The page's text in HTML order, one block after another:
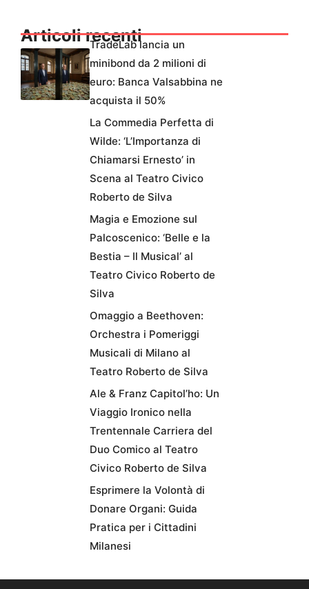
Articoli recenti
TradeLab lancia un
minibond da 2 milioni di
euro: Banca Valsabbina ne
acquista il 50%
La Commedia Perfetta di
Wilde: ‘L’Importanza di
Chiamarsi Ernesto’ in
Scena al Teatro Civico
Roberto de Silva
Magia e Emozione sul
Palcoscenico: ‘Belle e la
Bestia – Il Musical’ al
Teatro Civico Roberto de
Silva
Omaggio a Beethoven:
Orchestra i Pomeriggi
Musicali di Milano al
Teatro Roberto de Silva
Ale & Franz Capitol’ho: Un
Viaggio Ironico nella
Trentennale Carriera del
Duo Comico al Teatro
Civico Roberto de Silva
Esprimere la Volontà di
Donare Organi: Guida
Pratica per i Cittadini
Milanesi